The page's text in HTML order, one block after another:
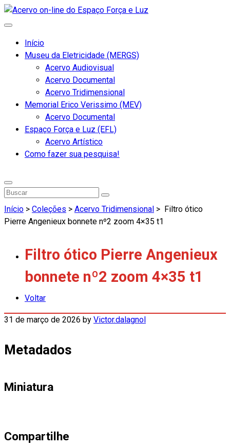
Início
Museu da Eletricidade (MERGS)
Acervo Audiovisual
Acervo Documental
Acervo Tridimensional
Memorial Erico Verissimo (MEV)
Acervo Documental
Espaço Força e Luz (EFL)
Acervo Artístico
Como fazer sua pesquisa!
Início > Coleções > Acervo Tridimensional > Filtro ótico
Pierre Angenieux bonnete nº2 zoom 4×35 t1
Filtro ótico Pierre Angenieux
bonnete nº2 zoom 4×35 t1
Voltar
31 de março de 2026 by Victor.dalagnol
Metadados
Miniatura
Compartilhe